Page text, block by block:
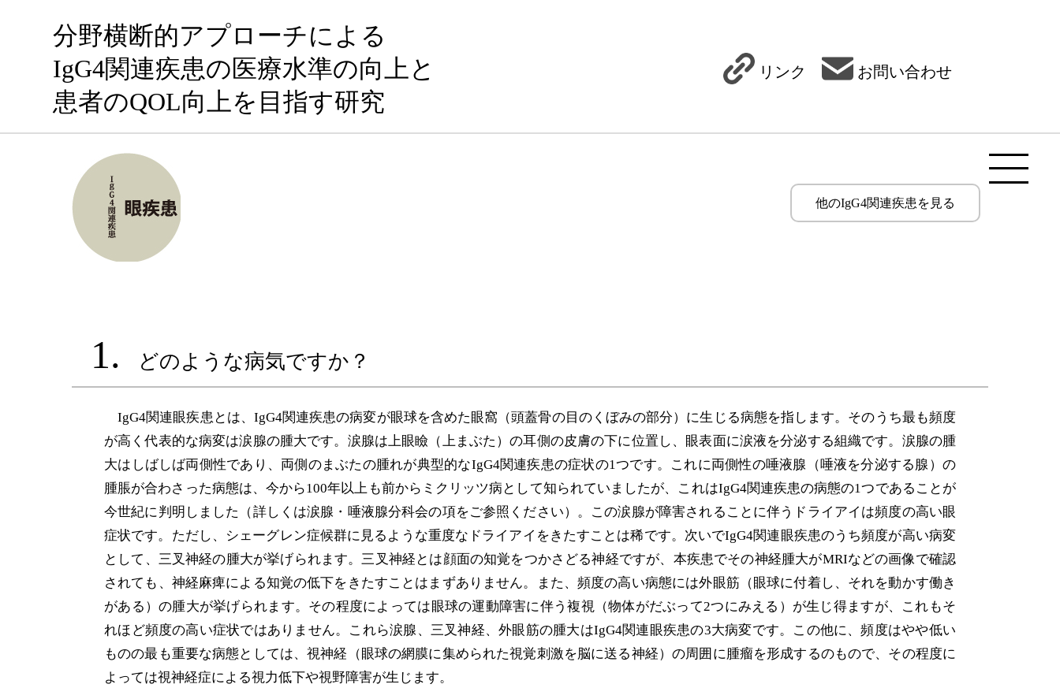
分野横断的アプローチによる
IgG4関連疾患の医療水準の向上と
患者のQOL向上を目指す研究
リンク お問い合わせ
他のIgG4関連疾患を見る
腎臓病 内分泌・神経疾患
1. どのような病気ですか？
IgG4関連眼疾患とは、IgG4関連疾患の病変が眼球を含めた眼窩（頭蓋骨の目のくぼみの部分）に生じる病態を指します。そのうち最も頻度
が高く代表的な病変は涙腺の腫大です。涙腺は上眼瞼（上まぶた）の耳側の皮膚の下に位置し、眼表面に涙液を分泌する組織です。涙腺の腫
大はしばしば両側性であり、両側のまぶたの腫れが典型的なIgG4関連疾患の症状の1つです。これに両側性の唾液腺（唾液を分泌する腺）の
腫脹が合わさった病態は、今から100年以上も前からミクリッツ病として知られていましたが、これはIgG4関連疾患の病態の1つであることが
今世紀に判明しました（詳しくは涙腺・唾液腺分科会の項をご参照ください）。この涙腺が障害されることに伴うドライアイは頻度の高い眼
症状です。ただし、シェーグレン症候群に見るような重度なドライアイをきたすことは稀です。次いでIgG4関連眼疾患のうち頻度が高い病変
として、三叉神経の腫大が挙げられます。三叉神経とは顔面の知覚をつかさどる神経ですが、本疾患でその神経腫大がMRIなどの画像で確認
されても、神経麻痺による知覚の低下をきたすことはまずありません。また、頻度の高い病態には外眼筋（眼球に付着し、それを動かす働き
がある）の腫大が挙げられます。その程度によっては眼球の運動障害に伴う複視（物体がだぶって2つにみえる）が生じ得ますが、これもそ
れほど頻度の高い症状ではありません。これら涙腺、三叉神経、外眼筋の腫大はIgG4関連眼疾患の3大病変です。この他に、頻度はやや低い
ものの最も重要な病態としては、視神経（眼球の網膜に集められた視覚刺激を脳に送る神経）の周囲に腫瘤を形成するのもので、その程度に
よっては視神経症による視力低下や視野障害が生じます。